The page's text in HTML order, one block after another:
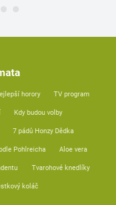
horory TV program
Kdy budou volby
7 pádů Honzy Dědka
Pohlreicha Aloe vera
Tvarohové knedlíky
koláč